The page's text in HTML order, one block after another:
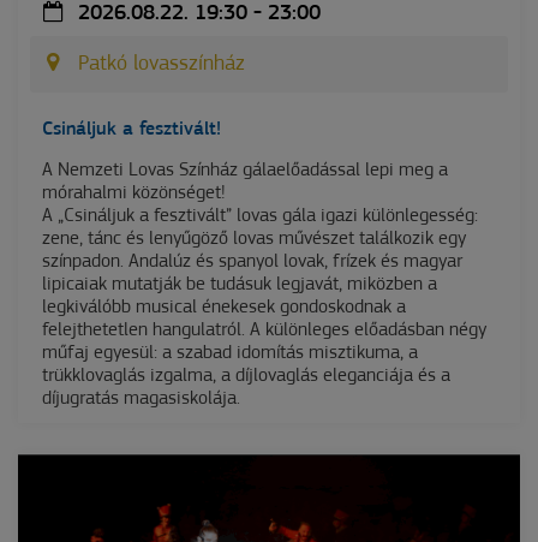
2026.08.22. 19:30 - 23:00
Patkó lovasszínház
Csináljuk a fesztivált!
A Nemzeti Lovas Színház gálaelőadással lepi meg a
mórahalmi közönséget!
A „Csináljuk a fesztivált” lovas gála igazi különlegesség:
zene, tánc és lenyűgöző lovas művészet találkozik egy
színpadon. Andalúz és spanyol lovak, frízek és magyar
lipicaiak mutatják be tudásuk legjavát, miközben a
legkiválóbb musical énekesek gondoskodnak a
felejthetetlen hangulatról. A különleges előadásban négy
műfaj egyesül: a szabad idomítás misztikuma, a
trükklovaglás izgalma, a díjlovaglás eleganciája és a
díjugratás magasiskolája.